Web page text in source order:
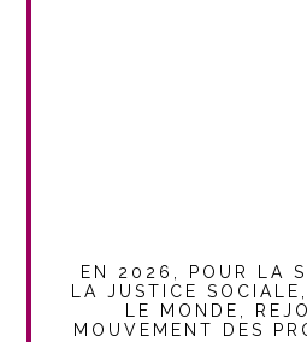
EN 2026, POUR LA
LA JUSTICE
LE MONDE,
MOUVEMENT DES